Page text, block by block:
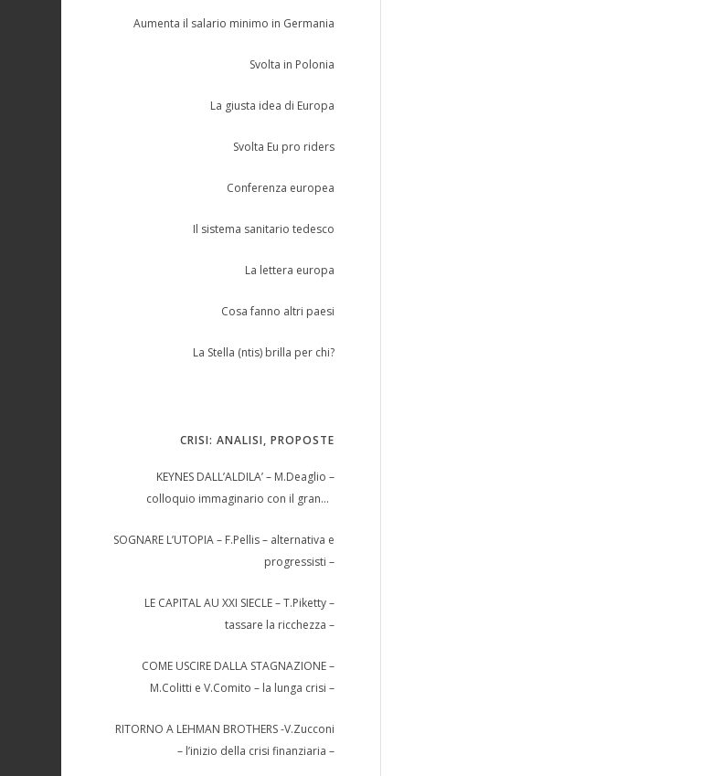
Aumenta il salario minimo in Germania
Svolta in Polonia
La giusta idea di Europa
Svolta Eu pro riders
Conferenza europea
Il sistema sanitario tedesco
La lettera europa
Cosa fanno altri paesi
La Stella (ntis) brilla per chi?
CRISI: ANALISI, PROPOSTE
KEYNES DALL’ALDILA’ – M.Deaglio –
colloquio immaginario con il grande
SOGNARE L’UTOPIA – F.Pellis – alternativa e
progressisti –
LE CAPITAL AU XXI SIECLE – T.Piketty –
tassare la ricchezza –
COME USCIRE DALLA STAGNAZIONE –
M.Colitti e V.Comito – la lunga crisi –
RITORNO A LEHMAN BROTHERS -V.Zucconi
– l’inizio della crisi finanziaria –